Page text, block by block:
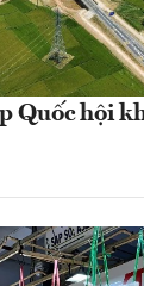
Quốc hội